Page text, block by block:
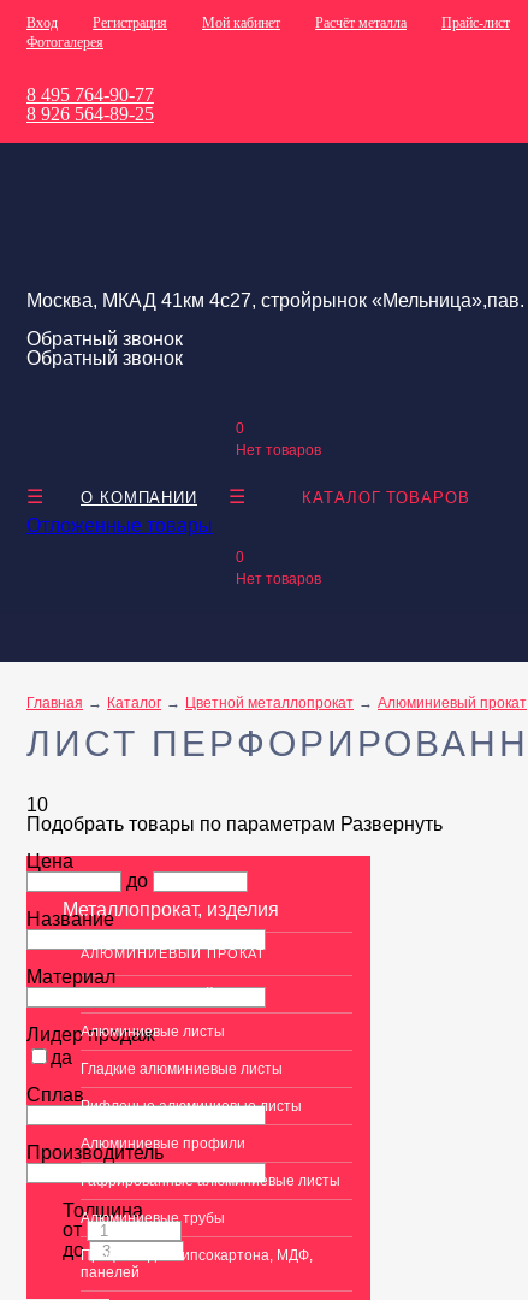
Вход Регистрация Мой кабинет Расчёт металла
Прайс-лист
Фотогалерея
8 495 764-90-77
8 926 564-89-25
Москва, МКАД 41км 4с27, стройрынок
Обратный звонок
Обратный звонок
0
Нет товаров
О КОМПАНИИ КАТАЛОГ ТОВАРОВ
Отложенные товары
0
Нет товаров
Главная Каталог Цветной металлопрокат Алюминиевый прокат
ЛИСТ
10
Металлопрокат, изделия
АЛЮМИНИЕВЫЙ ПРОКАТ
Алюминиевые листы
Гладкие алюминиевые листы
Рифленые алюминиевые листы
Алюминиевые профили
Гафрированные алюминиевые листы
Алюминиевые трубы
Профиль для гипсокартона, МДФ,
панелей
Подобрать товары по параметрам Развернуть
Цена
до
Название
Материал
Лидер продаж
да
Сплав
Производитель
Толщина
от
до